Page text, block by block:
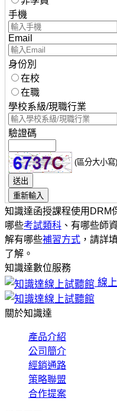
手機
Email
身份別
在校
在職
學校系級/現職行業
驗證碼
(區分大小寫)
知識達函授課程使用DRM
哪些考試類科 、有哪些師
解有哪些補習方式 ，請詳
了解。
知識達數位服務
線
關於知識達
產品介紹
公司簡介
經銷通路
策略聯盟
合作提案